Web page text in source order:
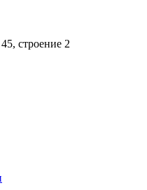
строение 2